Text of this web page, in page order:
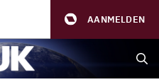
AANMELDEN